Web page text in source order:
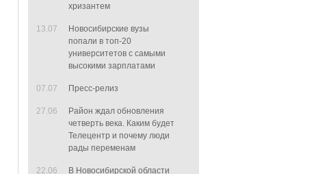
хризантем
13.07
Новосибирские вузы
попали в топ-20
университетов с самыми
высокими зарплатами
07.07 Пресс-релиз
27.06
Район ждал обновления
четверть века. Каким будет
Телецентр и почему люди
рады переменам
22.06
В Новосибирской области